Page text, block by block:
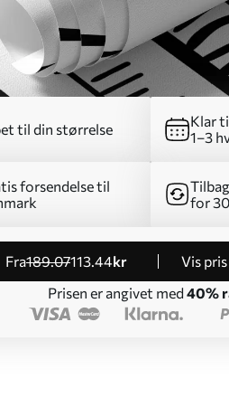
til din størrelse
Klar
1–3
forsendelse til
for
fra189.07113.44kr
Vis pris
Prisen er angivet med 40%